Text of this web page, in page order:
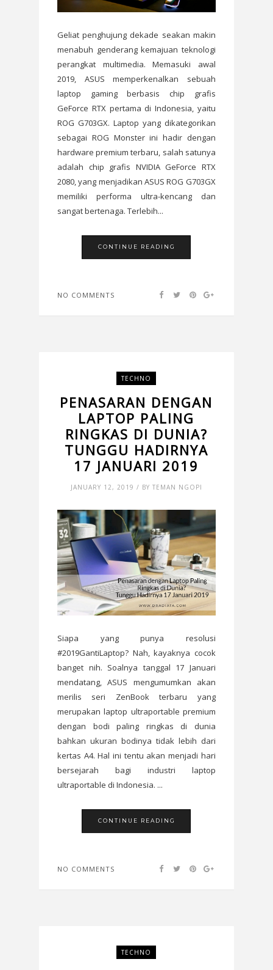
Geliat penghujung dekade seakan makin
menabuh genderang kemajuan teknologi
perangkat multimedia. Memasuki awal
2019, ASUS memperkenalkan sebuah
laptop gaming berbasis chip grafis
GeForce RTX pertama di Indonesia, yaitu
ROG G703GX. Laptop yang dikategorikan
sebagai ROG Monster ini hadir dengan
hardware premium terbaru, salah satunya
adalah chip grafis NVIDIA GeForce RTX
2080, yang menjadikan ASUS ROG G703GX
memiliki performa ultra-kencang dan
sangat bertenaga. Terlebih...
CONTINUE READING
NO COMMENTS
TECHNO
PENASARAN DENGAN
LAPTOP PALING
RINGKAS DI DUNIA?
TUNGGU HADIRNYA
17 JANUARI 2019
JANUARY 12, 2019 / BY TEMAN NGOPI
Siapa yang punya resolusi
#2019GantiLaptop? Nah, kayaknya cocok
banget nih. Soalnya tanggal 17 Januari
mendatang, ASUS mengumumkan akan
merilis seri ZenBook terbaru yang
merupakan laptop ultraportable premium
dengan bodi paling ringkas di dunia
bahkan ukuran bodinya tidak lebih dari
kertas A4. Hal ini tentu akan menjadi hari
bersejarah bagi industri laptop
ultraportable di Indonesia. ...
CONTINUE READING
NO COMMENTS
TECHNO